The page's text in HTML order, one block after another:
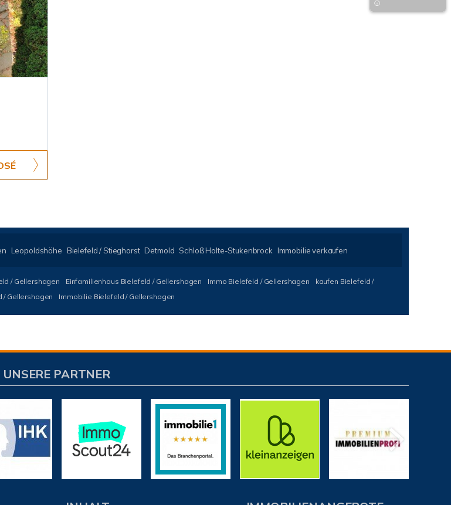
Leopoldshöhe Bielefeld / Stieghorst Detmold Schloß Holte-Stukenbrock Immobilie verkaufen
/ Gellershagen Einfamilienhaus Bielefeld / Gellershagen Immo Bielefeld / Gellershagen
kaufen Bielefeld /
/ Gellershagen Immobilie Bielefeld / Gellershagen
UNSERE PARTNER